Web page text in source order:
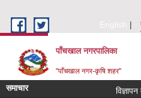
English
पाँचखाल नगरपालिका
"पाँचखाल नगर-कृषि शहर"
समाचार विज्ञापन